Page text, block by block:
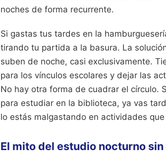
noches de forma recurrente.
Si gastas tus tardes en la
tirando tu partida a la basura. La
suben de noche, casi exclusivamente.
para los vínculos escolares y dejar las
No hay otra forma de cuadrar el círculo.
para estudiar en la biblioteca, ya vas
lo estás malgastando en actividades
El mito del estudio nocturno